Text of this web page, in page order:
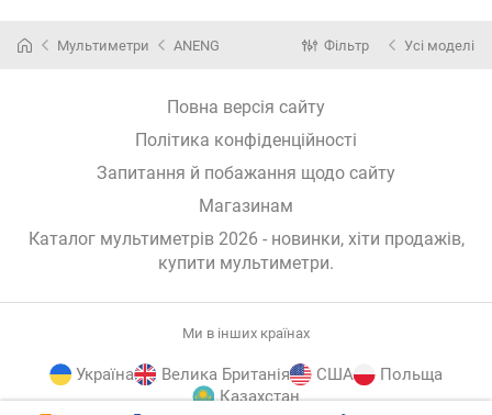
Мультиметри ANENG Фільтр Усі моделі
Повна версія сайту
Політика конфіденційності
Запитання й побажання щодо сайту
Магазинам
Каталог мультиметрів 2026 - новинки, хіти продажів,
купити мультиметри.
Ми в інших країнах
Україна Велика Британія США
Польща
Казахстан